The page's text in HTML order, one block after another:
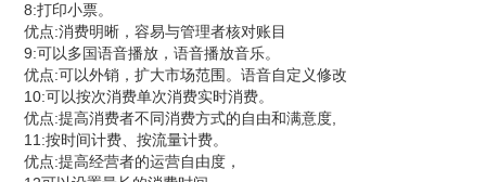
8:打印小票。
优点:消费明晰，容易与管理者核对账目
9:可以多国语音播放，语音播放音乐。
优点:可以外销，扩大市场范围。语音自定义修改
10:可以按次消费单次消费实时消费。
优点:提高消费者不同消费方式的自由和满意度,
11:按时间计费、按流量计费。
优点:提高经营者的运营自由度，